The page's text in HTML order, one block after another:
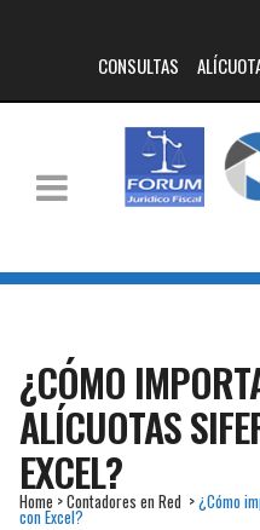
CONSULTAS
¿CÓMO
ALÍCUOTAS
EXCEL?
Home >Contadores en Red >¿Cómo
con Excel?